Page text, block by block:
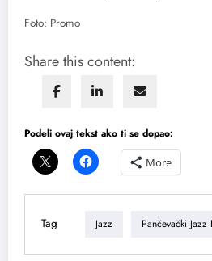
Foto: Promo
Share this content:
Podeli ovaj tekst ako ti se dopao:
More
Tag Jazz Pančevački Jazz